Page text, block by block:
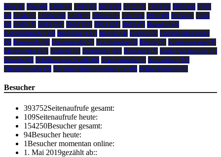
60er(8) 70er(6) 1809 (4) 1910 (6) 1911 (5) 1912 (5) 1928 (6) 1950 (8) 1953
(5) 1956 (6) 1960er(6) 1969 (5) 1970er(5) 1971 (4) 1972 (9) 1974 (6) 1976
(5) 2005 (4) 2019 (59) 2020 (39) 2021 (21) 2022 (7) Bahnhof(4)
Bahnhofstraße (15) Burgdorf(131) Bührke (4) Cramer(5) Dammgartenstraße
(5) Feuerwehr(6) Gartenstraße (5) Hochbrücke (5) Kirche (5) Kreissparkasse (4)
Marktstraße (37) Postamt (6) Poststraße (10) Rathaus I (7) Sankt Pankratius (11)
Scheele (6) Schillerslager Straße (6) Schlossstraße (6) Spittaplatz (17)
Theodorstraße (5) Vor dem Hannoverschen Tor(9) Walter Fritsche (6)
Besucher
393752Seitenaufrufe gesamt:
109Seitenaufrufe heute:
154250Besucher gesamt:
94Besucher heute:
1Besucher momentan online:
1. Mai 2019gezählt ab::